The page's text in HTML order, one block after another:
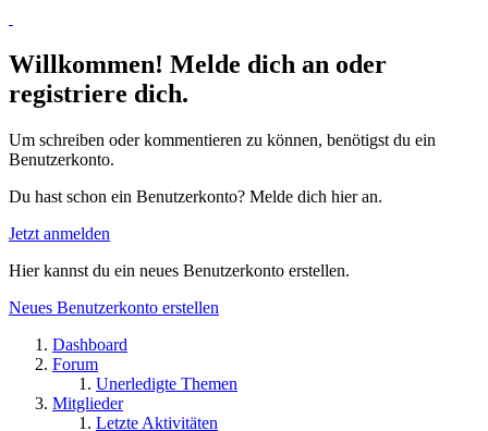
Willkommen! Melde dich an oder
registriere dich.
Um schreiben oder kommentieren zu können, benötigst du ein
Benutzerkonto.
Du hast schon ein Benutzerkonto? Melde dich hier an.
Jetzt anmelden
Hier kannst du ein neues Benutzerkonto erstellen.
Neues Benutzerkonto erstellen
Dashboard
Forum
Unerledigte Themen
Mitglieder
Letzte Aktivitäten